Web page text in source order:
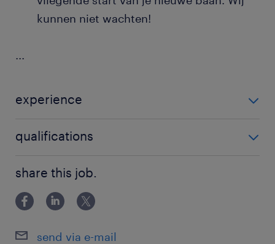
kunnen niet wachten!
...
experience
qualifications
share this job.
send via e-mail